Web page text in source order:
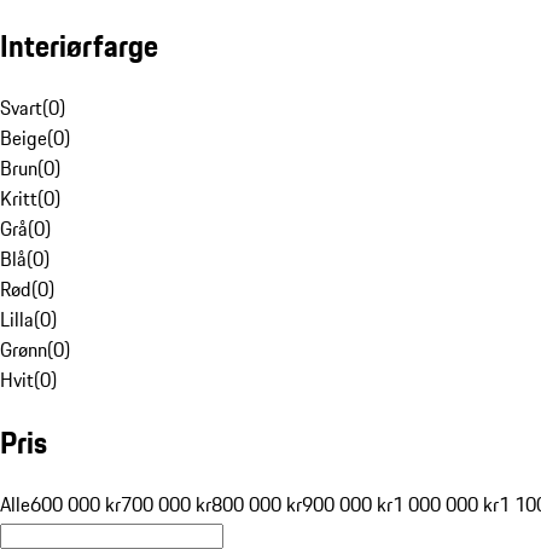
Interiørfarge
Svart(0)
Beige(0)
Brun(0)
Kritt(0)
Grå(0)
Blå(0)
Rød(0)
Lilla(0)
Grønn(0)
Hvit(0)
Pris
Alle600 000 kr700 000 kr800 000 kr900 000 kr1 000 000 kr1